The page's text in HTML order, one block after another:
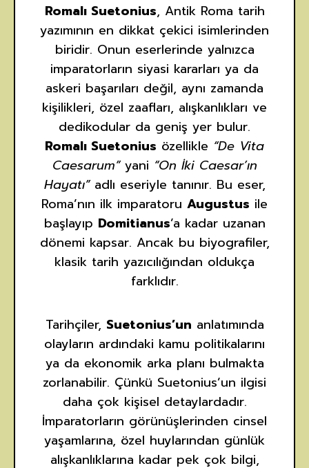
Romalı Suetonius, Antik Roma tarih
yazımının en dikkat çekici isimlerinden
biridir. Onun eserlerinde yalnızca
imparatorların siyasi kararları ya da
askeri başarıları değil, aynı zamanda
kişilikleri, özel zaafları, alışkanlıkları ve
dedikodular da geniş yer bulur.
Romalı Suetonius özellikle “De Vita
Caesarum”yani “On İki Caesar’ın
Hayatı”adlı eseriyle tanınır. Bu eser,
Roma’nın ilk imparatoru Augustus ile
başlayıp Domitianus’a kadar uzanan
dönemi kapsar. Ancak bu biyografiler,
klasik tarih yazıcılığından oldukça
farklıdır.
Tarihçiler, Suetonius’un anlatımında
olayların ardındaki kamu politikalarını
ya da ekonomik arka planı bulmakta
zorlanabilir. Çünkü Suetonius’un ilgisi
daha çok kişisel detaylardadır.
İmparatorların görünüşlerinden cinsel
yaşamlarına, özel huylarından günlük
alışkanlıklarına kadar pek çok bilgi,